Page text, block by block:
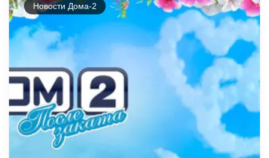
Новости Дома-2